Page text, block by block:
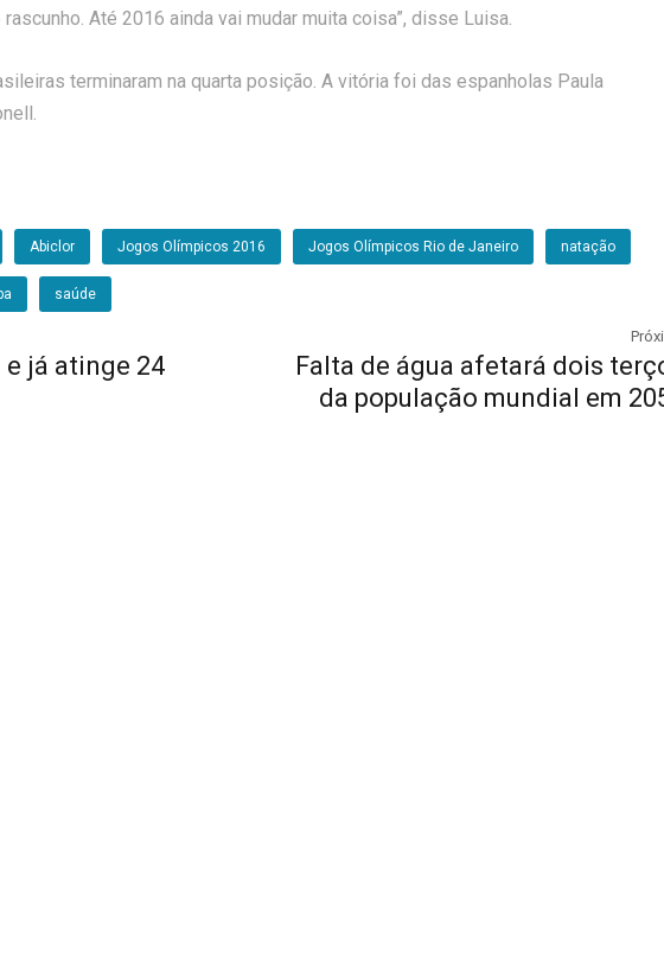
Até 2016 ainda vai mudar muita coisa”, disse Luisa.
terminaram na quarta posição. A vitória foi das espanholas Paula
Abiclor Jogos Olímpicos 2016 Jogos Olímpicos Rio de Janeiro natação
saúde
e já atinge 24
Falta de água afetará dois
da população mundial em